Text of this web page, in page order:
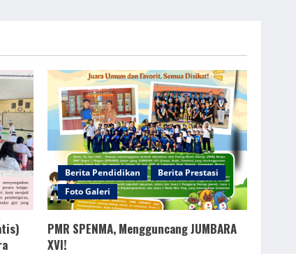
Berita Pendidikan
Berita Prestasi
Foto Galeri
PMR SPENMA, Mengguncang JUMBARA
XVI!